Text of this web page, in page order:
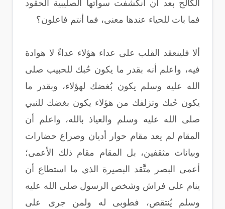
الكالح بعد أن انكشفت سوأتها الصليبية الحقود
فما بات للحياء عندها معنى، فما أنتم فاعلون؟
ألا فلينعقد القلب على عداء هؤلاء عداءً لا هوادة
فيه، واعلم أنه بقدر ما يكون حُبك للحبيب صلى
الله عليه وسلم يكون بُغضك لهؤلاء، وبقدر ما
يكون حُبك وتزلفك من هؤلاء يكون بغضك للنبي
صلى الله عليه وسلم والعياذ بالله، واعلم أن
المقام لم يعد مقام حوار أديان وصراع حضارات
وبيانات مثقفين، بل المقام مقام ذلك الأعمى؛
أعمى البصر متَّقد البصيرة الذي ما استطاع أن
ينام على فراش وشخص الرسول صلى الله عليه
وسلم يُنتقص، فطوبى له ولمن جرى على